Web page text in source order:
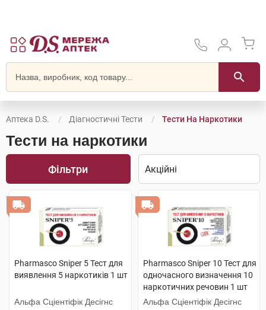
Аптека D.S. Діагностичні Тести Тести На Наркотики
Тести на наркотики
Фільтри
Pharmasco Sniper 5 Тест для
виявлення 5 наркотиків 1 шт
Альфа Сціентіфік Десігнс
Pharmasco Sniper 10 Тест для
одночасного визначення 10
наркотичних речовин 1 шт
Альфа Сціентіфік Десігнс